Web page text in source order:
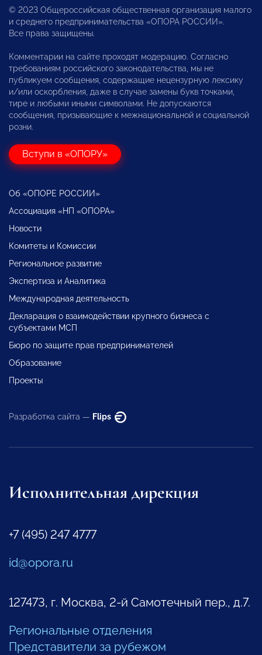
© 2023 Общероссийская общественная организация малого
и среднего предпринимательства «ОПОРА РОССИИ».
Все права защищены.
Комментарии на сайте проходят модерацию. Согласно
требованиям российского законодательства, мы не
публикуем сообщения, содержащие нецензурную лексику
и/или оскорбления, даже в случае замены букв точками,
тире и любыми иными символами. Не допускаются
сообщения, призывающие к межнациональной и социальной
розни.
Вступи в «ОПОРУ»
Об «ОПОРЕ РОССИИ»
Ассоциация «НП «ОПОРА»
Новости
Комитеты и Комиссии
Региональное развитие
Экспертиза и Аналитика
Международная деятельность
Декларация о взаимодействии крупного бизнеса с
субъектами МСП
Бюро по защите прав предпринимателей
Образование
Проекты
Разработка сайта — Flips
Исполнительная дирекция
+7 (495) 247 4777
id@opora.ru
127473, г. Москва, 2-й Самотечный пер., д.7.
Региональные отделения
Представители за рубежом